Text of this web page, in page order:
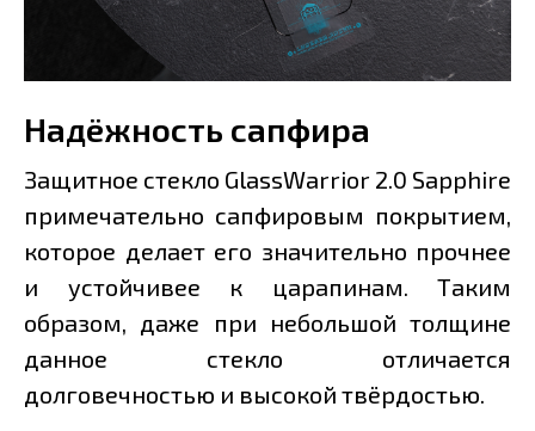
Надёжность сапфира
Защитное стекло GlassWarrior 2.0 Sapphire
примечательно сапфировым покрытием,
которое делает его значительно прочнее
и устойчивее к царапинам. Таким
образом, даже при небольшой толщине
данное стекло отличается
долговечностью и высокой твёрдостью.